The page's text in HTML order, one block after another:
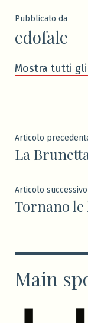
Pubblicato da
edofale
Mostra tutti
articoli
Articolo
La
Articolo successivo
Tornano
Main